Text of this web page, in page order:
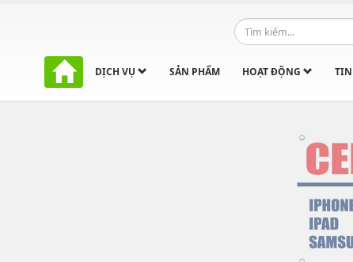
DỊCH VỤ SẢN PHẨM HOẠT ĐỘNG